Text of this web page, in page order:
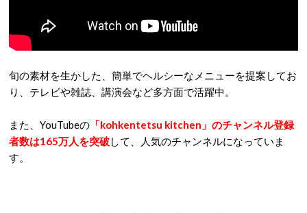
旬の素材を生かした、簡単でヘルシーなメニューを提案してお
り、テレビや雑誌、講演会など多方面で活躍中。
また、YouTubeの 「kohkentetsu kitchen」のチャンネル登録
者数は165万人を突破して、人気のチャンネルになっていま
す。